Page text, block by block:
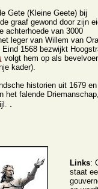
Gete (Kleine Geete) bij
graaf gewond door zijn
achterhoede van 3000
leger van Willem van
1568 bezwijkt
volgt hem op als
kader).
historien uit 1679 en
het falende
.
Links:
staat